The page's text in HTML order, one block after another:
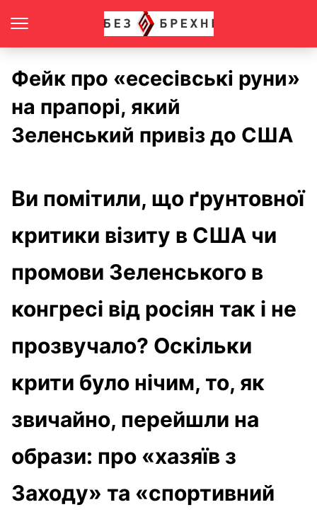
Фейк про «есесівські руни»
на прапорі, який
Зеленський привіз до США
Ви помітили, що ґрунтовної
критики візиту в США чи
промови Зеленського в
конгресі від росіян так і не
прозвучало? Оскільки
крити було нічим, то, як
звичайно, перейшли на
образи: про «хазяїв з
Заходу» та «спортивний